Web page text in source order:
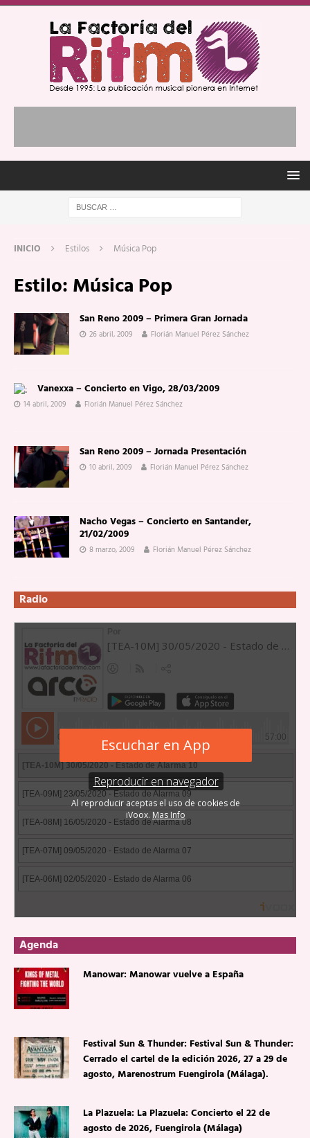
INICIO Estilos Música Pop
Estilo: Música Pop
San Reno 2009 – Primera Gran Jornada
26 abril, 2009 Florián Manuel Pérez Sánchez
Vanexxa – Concierto en Vigo, 28/03/2009
14 abril, 2009 Florián Manuel Pérez Sánchez
San Reno 2009 – Jornada Presentación
10 abril, 2009 Florián Manuel Pérez Sánchez
Nacho Vegas – Concierto en Santander,
21/02/2009
8 marzo, 2009 Florián Manuel Pérez Sánchez
Radio
Agenda
Manowar: Manowar vuelve a España
Festival Sun & Thunder: Festival Sun & Thunder:
Cerrado el cartel de la edición 2026, 27 a 29 de
agosto, Marenostrum Fuengirola (Málaga).
La Plazuela: La Plazuela: Concierto el 22 de
agosto de 2026, Fuengirola (Málaga)